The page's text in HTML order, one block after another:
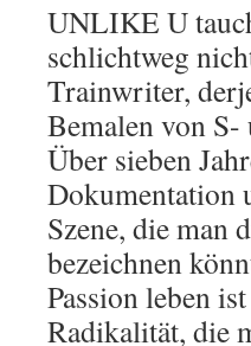
UNLIKE U
schlichtweg
Trainwriter,
Bemalen von
Über sieben
Dokumentation
Szene, die man
bezeichnen
Passion leben
Radikalität, die